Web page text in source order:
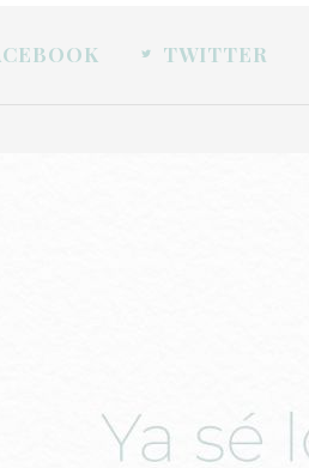
TWITTER